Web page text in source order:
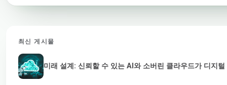
최신 게시물
미래 설계: 신뢰할 수 있는 AI와 소버린 클라우드가 디지